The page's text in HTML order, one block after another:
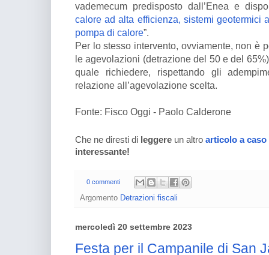
vademecum predisposto dall’Enea e
calore ad alta efficienza, sistemi geotermici
pompa di calore”.
Per lo stesso intervento, ovviamente, non è
le agevolazioni (detrazione del 50 e del
quale richiedere, rispettando gli
relazione all’agevolazione scelta.
Fonte: Fisco Oggi - Paolo Calderone
Che ne diresti di leggere un altro articolo a caso
interessante!
0 commenti
Argomento Detrazioni fiscali
mercoledì 20 settembre 2023
Festa per il Campanile di San